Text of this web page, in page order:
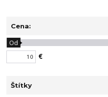
Cena:
€
Od
Štítky